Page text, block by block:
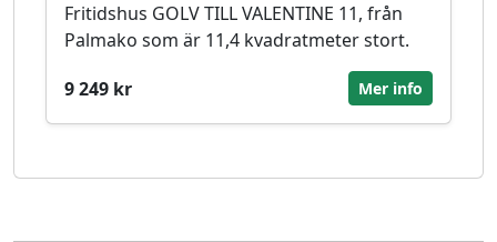
Fritidshus GOLV TILL VALENTINE 11, från
Palmako som är 11,4 kvadratmeter stort.
9 249 kr
Mer info